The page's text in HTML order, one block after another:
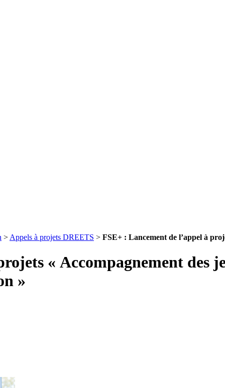
>Appels à projets DREETS > FSE+ : Lancement de l’appel à
« Accompagnement des
»